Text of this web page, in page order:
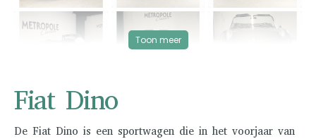
Toon meer
Fiat Dino
De Fiat Dino is een sportwagen die in het voorjaar van